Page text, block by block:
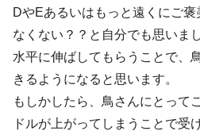
DやEあるいはもっと遠くにご
なくない？？と自分でも思いま
水平に伸ばしてもらうことで、
きるようになると思います。
もしかしたら、鳥さんにとって
ドルが上がってしまうことで受